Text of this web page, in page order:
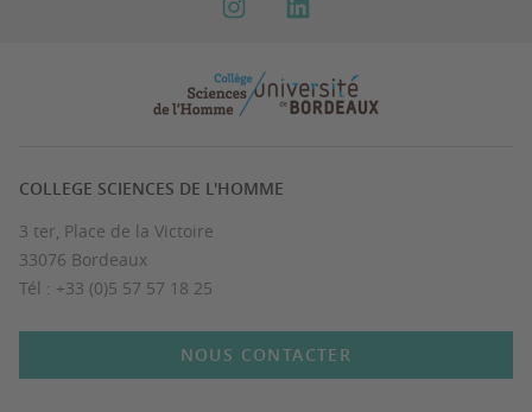
COLLEGE SCIENCES DE L'HOMME
3 ter, Place de la Victoire
33076 Bordeaux
Tél : +33 (0)5 57 57 18 25
NOUS CONTACTER